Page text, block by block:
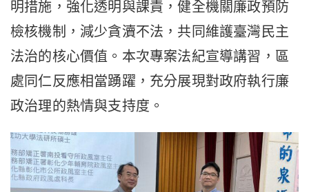
明措施，強化透明與課責，健全機關廉政預防
檢核機制，減少貪瀆不法，共同維護臺灣民主
法治的核心價值。本次專案法紀宣導講習，區
處同仁反應相當踴躍，充分展現對政府執行廉
政治理的熱情與支持度。